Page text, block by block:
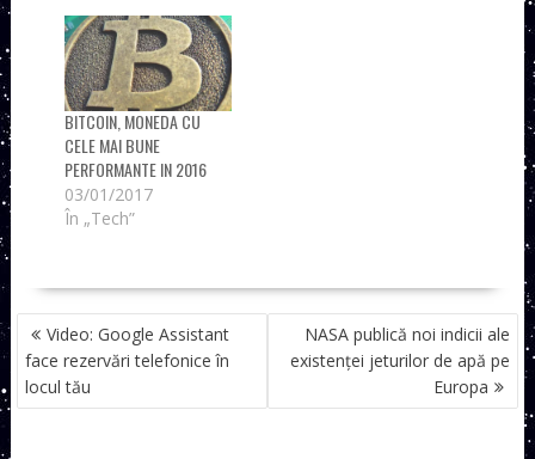
BITCOIN, MONEDA CU
CELE MAI BUNE
PERFORMANTE IN 2016
03/01/2017
În „Tech”
NAVIGARE
ÎN
ARTICOLE
Video: Google Assistant
face rezervări telefonice în
locul tău
NASA publică noi indicii ale
existenței jeturilor de apă pe
Europa